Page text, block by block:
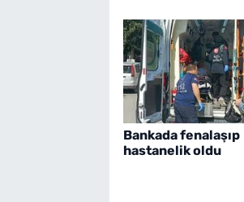
Bankada fenalaşıp
hastanelik oldu